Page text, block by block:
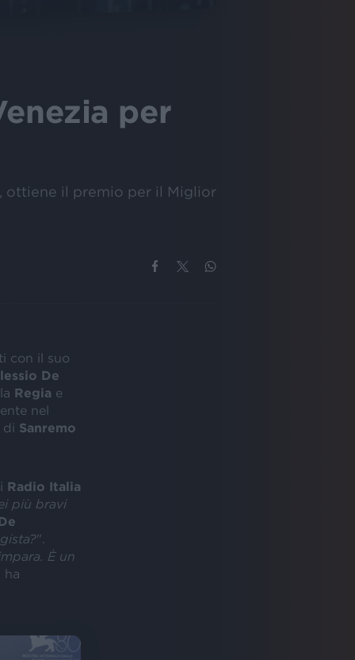
per
ottiene il premio per il Miglior
con il suo
De
Regia e
nel
Sanremo
Radio Italia
più bravi
".
È un
ha